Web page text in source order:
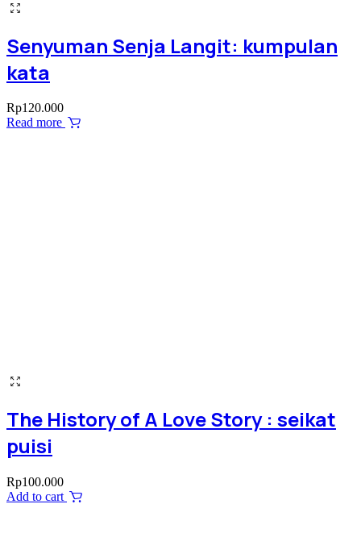
Senyuman Senja Langit: kumpulan
kata
Rp120.000
Read more
The History of A Love Story : seikat
puisi
Rp100.000
Add to cart